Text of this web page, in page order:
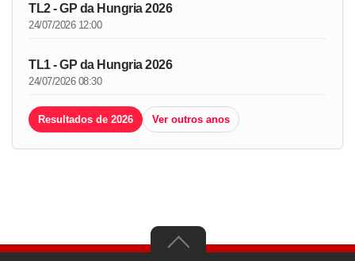
TL2 - GP da Hungria 2026
24/07/2026 12:00
TL1 - GP da Hungria 2026
24/07/2026 08:30
Resultados de 2026 Ver outros anos